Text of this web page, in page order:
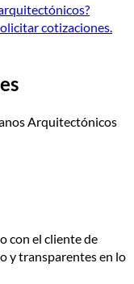
cotizaciones.
Arquitectónicos
con el cliente de
y transparentes en lo